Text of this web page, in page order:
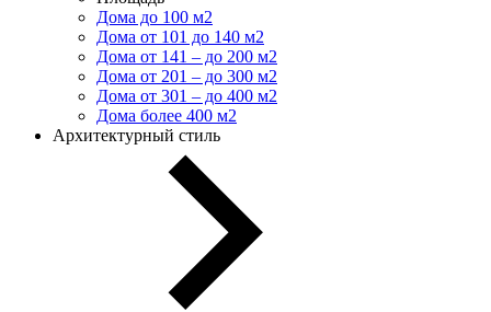
Дома до 100 м2
Дома от 101 до 140 м2
Дома от 141 – до 200 м2
Дома от 201 – до 300 м2
Дома от 301 – до 400 м2
Дома более 400 м2
Архитектурный стиль